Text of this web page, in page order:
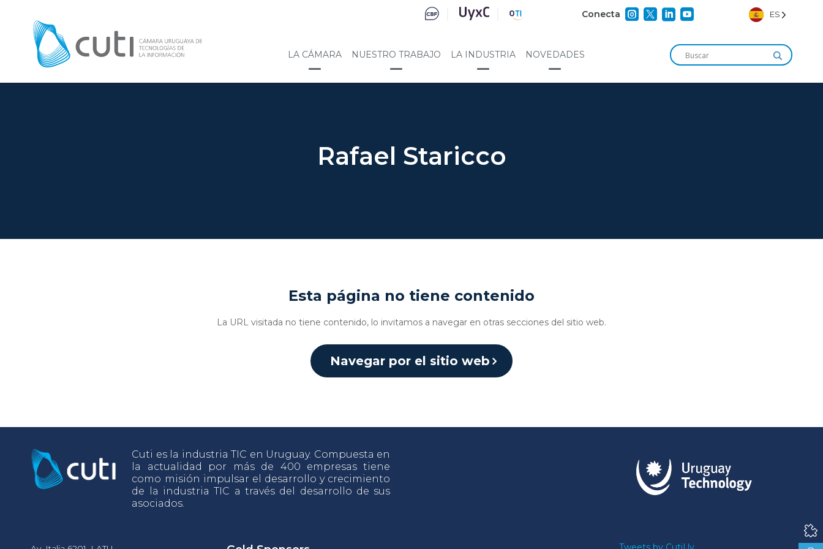
Conecta     ES
LA CÁMARA NUESTRO TRABAJO LA INDUSTRIA NOVEDADES
Rafael Staricco
Esta página no tiene contenido
La URL visitada no tiene contenido, lo invitamos a navegar en otras secciones del sitio web.
Navegar por el sitio web
Cuti es la industria TIC en Uruguay. Compuesta en
la actualidad por más de 400 empresas tiene
como misión impulsar el desarrollo y crecimiento
de la industria TIC a través del desarrollo de sus
asociados.